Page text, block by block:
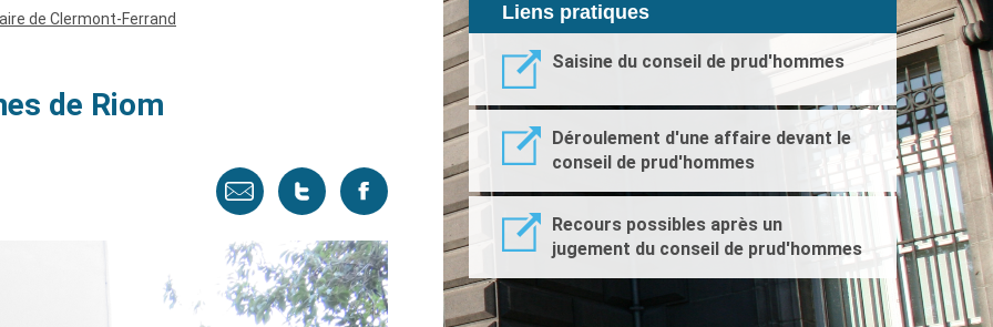
de Clermont-Ferrand
de Riom
Envoyer
email
Tweeter
page
Partager
facebook
Liens pratiques
Saisine du conseil de prud'hommes
Déroulement d'une affaire devant le
conseil de prud'hommes
Recours possibles après un
jugement du conseil de prud'hommes